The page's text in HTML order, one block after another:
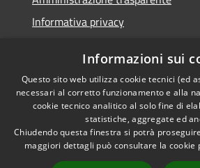
Informativa privacy
Dichiarazione di accessibilità
RSS
Accessibilità
Informazioni sui
Questo sito web utilizza cookie tecnici (ed
necessari al corretto funzionamento e alla
cookie tecnico analitico al solo fine di
statistiche, aggregate ed
Chiudendo questa finestra si potrà
maggiori dettagli può consultare la cookie